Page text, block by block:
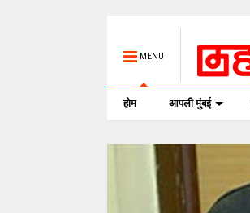
MENU
होम आपली मुंबई